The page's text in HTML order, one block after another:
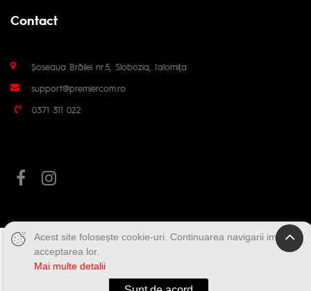
Contact
Șoseaua Brăilei nr.5, Slobozia, Ialomița
support@premiercom.ro
0371 311 022
Acest site folosește cookie-uri. Continuarea navigarii implica
acceptarea lor.
Mai multe detalii